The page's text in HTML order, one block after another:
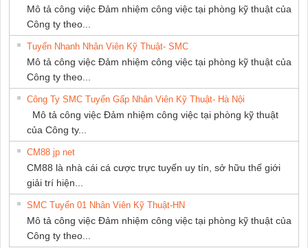
Mô tả công việc Đảm nhiệm công việc tại phòng kỹ thuật của
Công ty theo...
Tuyển Nhanh Nhân Viên Kỹ Thuật- SMC
Mô tả công việc Đảm nhiệm công việc tại phòng kỹ thuật của
Công ty theo...
Công Ty SMC Tuyển Gấp Nhân Viên Kỹ Thuật- Hà Nội
Mô tả công việc Đảm nhiệm công việc tại phòng kỹ thuật
của Công ty...
CM88 jp net
CM88 là nhà cái cá cược trực tuyến uy tín, sở hữu thế giới
giải trí hiện...
SMC Tuyển 01 Nhân Viên Kỹ Thuật-HN
Mô tả công việc Đảm nhiệm công việc tại phòng kỹ thuật của
Công ty theo...